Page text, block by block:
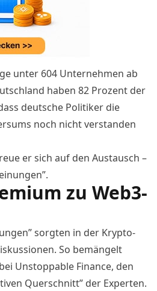
unter 604 Unternehmen ab
haben 82 Prozent der
deutsche Politiker die
noch nicht verstanden
er sich auf den Austausch –
zu Web3-
sorgten in der Krypto-
So bemängelt
Unstoppable Finance, den
Querschnitt” der Experten.